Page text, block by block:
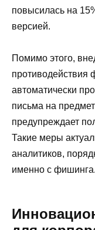
повысилась на
версией.
Помимо этого,
автоматически
письма на
предупреждает
Такие меры
аналитиков,
именно с фишинга.